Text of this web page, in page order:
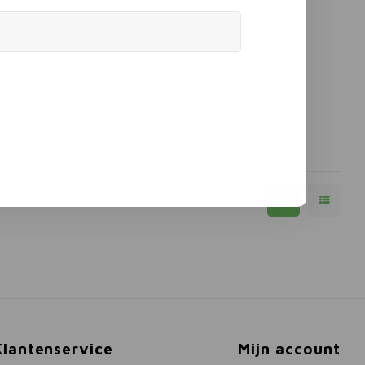
Mijn account